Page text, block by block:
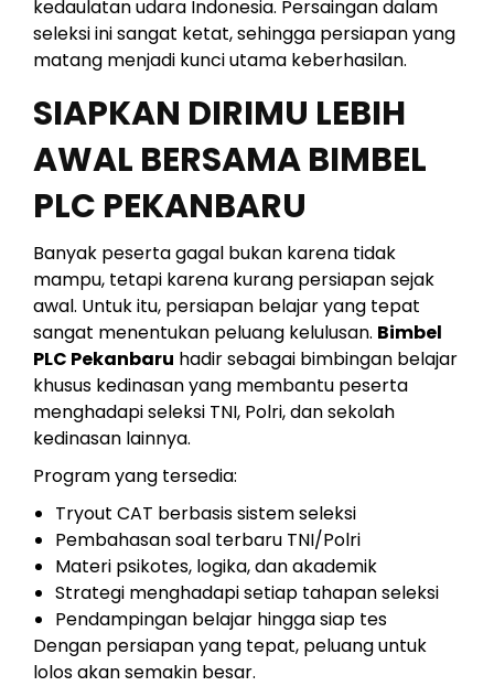
kedaulatan udara Indonesia. Persaingan dalam
seleksi ini sangat ketat, sehingga persiapan yang
matang menjadi kunci utama keberhasilan.
SIAPKAN DIRIMU LEBIH
AWAL BERSAMA BIMBEL
PLC PEKANBARU
Banyak peserta gagal bukan karena tidak
mampu, tetapi karena kurang persiapan sejak
awal. Untuk itu, persiapan belajar yang tepat
sangat menentukan peluang kelulusan. Bimbel
PLC Pekanbaru hadir sebagai bimbingan belajar
khusus kedinasan yang membantu peserta
menghadapi seleksi TNI, Polri, dan sekolah
kedinasan lainnya.
Program yang tersedia:
Tryout CAT berbasis sistem seleksi
Pembahasan soal terbaru TNI/Polri
Materi psikotes, logika, dan akademik
Strategi menghadapi setiap tahapan seleksi
Pendampingan belajar hingga siap tes
Dengan persiapan yang tepat, peluang untuk
lolos akan semakin besar.